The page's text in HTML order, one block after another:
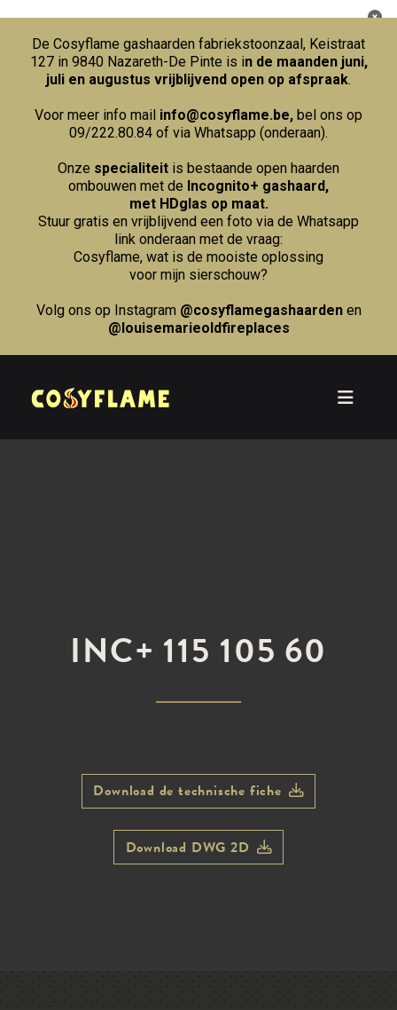
De Cosyflame gashaarden fabriekstoonzaal, Keistraat
127 in 9840 Nazareth-De Pinte is in de maanden juni,
juli en augustus vrijblijvend open op afspraak.
Voor meer info mail info@cosyflame.be, bel ons op
09/222.80.84 of via Whatsapp (onderaan).
Onze specialiteit is bestaande open haarden
ombouwen met de Incognito+ gashaard,
met HDglas op maat.
Stuur gratis en vrijblijvend een foto via de Whatsapp
link onderaan met de vraag:
Cosyflame, wat is de mooiste oplossing
voor mijn sierschouw?
Volg ons op Instagram @cosyflamegashaardenen
@louisemarieoldfireplaces
INC+ 115 105 60
Download de technische fiche
Download DWG 2D